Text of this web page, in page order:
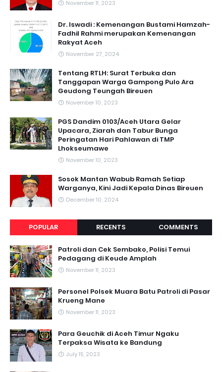
November 11, 2023
Dr. Iswadi : Kemenangan Bustami Hamzah-
Fadhil Rahmi merupakan Kemenangan
Rakyat Aceh
November 27, 2024
Tentang RTLH: Surat Terbuka dan
Tanggapan Warga Gampong Pulo Ara
Geudong Teungah Bireuen
November 10, 2023
PGS Dandim 0103/Aceh Utara Gelar
Upacara, Ziarah dan Tabur Bunga
Peringatan Hari Pahlawan di TMP
Lhokseumawe
November 10, 2023
Sosok Mantan Wabub Ramah Setiap
Warganya, Kini Jadi Kepala Dinas Bireuen
December 10, 2024
POPULAR RECENTS COMMENTS
Patroli dan Cek Sembako, Polisi Temui
Pedagang di Keude Amplah
November 11, 2023
Personel Polsek Muara Batu Patroli di Pasar
Krueng Mane
November 11, 2023
Para Geuchik di Aceh Timur Ngaku
Terpaksa Wisata ke Bandung
July 15, 2023